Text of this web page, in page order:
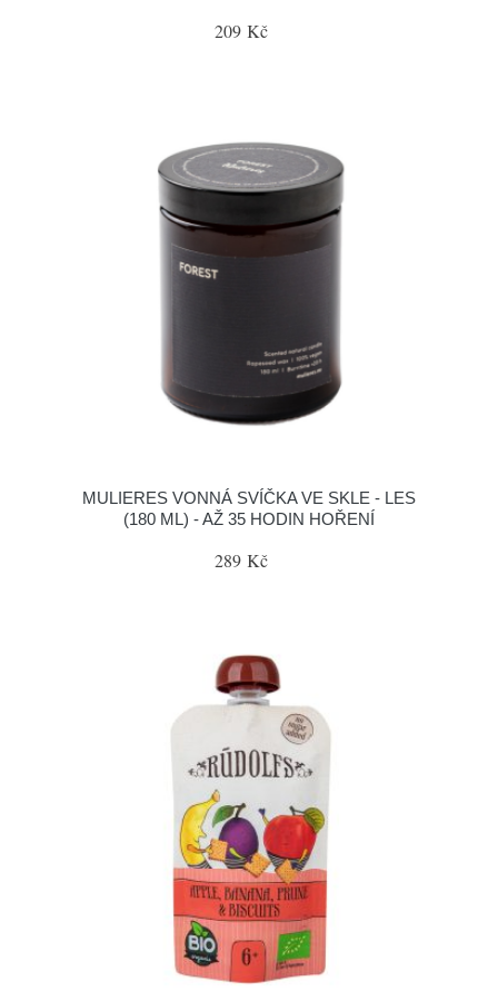
209 Kč
MULIERES VONNÁ SVÍČKA VE SKLE - LES
(180 ML) - AŽ 35 HODIN HOŘENÍ
289 Kč